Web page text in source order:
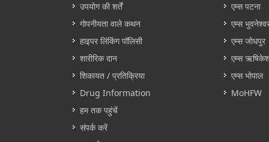
उपयोग की शर्तें
गोपनीयता वाले कथन
हाइपर लिंकिंग पॉलिसी
शारीरिक दान
शिकायत / प्रतिक्रिया
Drug Information
हम तक पहुंचें
संपर्क करें
एम्स पटना
एम्स
एम्स जोधपुर
एम्स
एम्स भोपाल
MoHFW